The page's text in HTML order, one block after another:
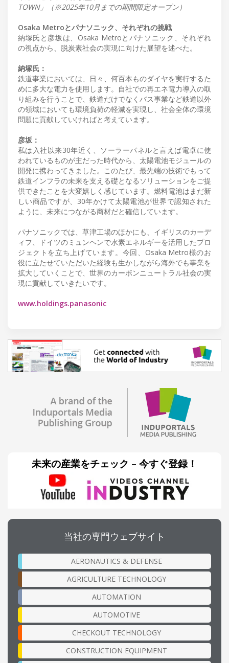
TOWN」（※2025年10月までの期間限定オープン）
Osaka Metroとパナソニック、それぞれの挑戦
納塚氏と彦坂は、Osaka Metroとパナソニック、それぞれ
の視点から、脱炭素社会の実現に向けた展望を述べた。
納塚氏：
鉄道事業においては、日々、何百本ものダイヤを実行するた
めに多大な電力を使用します。自社での再エネ電力導入の取
り組みを行うことで、鉄道だけでなくバス事業など鉄道以外
の領域においても環境負荷の軽減を実現し、社会全体の環境
問題に貢献していければと考えています。
彦坂：
私は入社以来30年近く、ソーラーパネルと言えば電卓に使
われているものが主だった時代から、太陽電池モジュールの
開発に携わってきました。このたび、最先端の技術でもって
鉄道インフラの未来を支える礎となるソリューションをご提
供できたことを大変嬉しく感じています。燃料電池はまだ新
しい商品ですが、30年かけて太陽電池が世界で認知された
ように、未来につながる商材だと確信しています。
パナソニックでは、草津工場のほかにも、イギリスのカーデ
ィフ、ドイツのミュンヘンで水素エネルギーを活用したプロ
ジェクトを立ち上げています。今回、Osaka Metro様のお
役に立たせていただいた経験も生かしながら海外でも事業を
拡大していくことで、世界のカーボンニュートラル社会の実
現に貢献していきたいです。
www.holdings.panasonic
未来の産業をチェック – 今すぐ登録！
当社の専門ウェブサイト
AERONAUTICS & DEFENSE
AGRICULTURE TECHNOLOGY
AUTOMATION
AUTOMOTIVE
CHECKOUT TECHNOLOGY
CONSTRUCTION EQUIPMENT